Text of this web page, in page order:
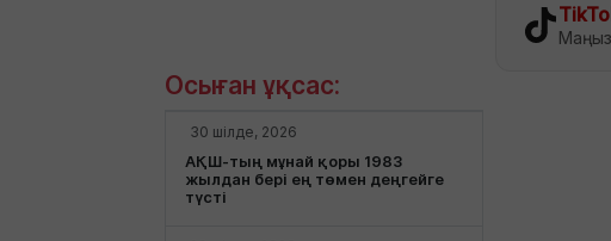
Осыған ұқсас:
30 шілде, 2026
АҚШ-тың мұнай қоры 1983
жылдан бері ең төмен деңгейге
түсті